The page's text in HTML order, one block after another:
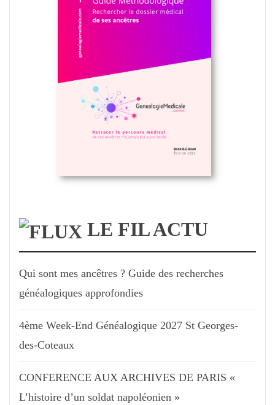
LE FIL ACTU
Qui sont mes ancêtres ? Guide des recherches
généalogiques approfondies
4ème Week-End Généalogique 2027 St Georges-
des-Coteaux
CONFERENCE AUX ARCHIVES DE PARIS «
L’histoire d’un soldat napoléonien »